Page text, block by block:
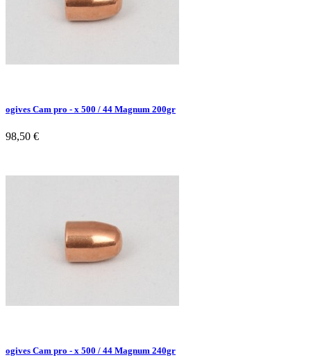
ogives Cam pro - x 500 / 44 Magnum 200gr
98,50 €
ogives Cam pro - x 500 / 44 Magnum 240gr